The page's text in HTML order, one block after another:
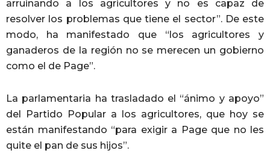
arruinando a los agricultores y no es capaz de
resolver los problemas que tiene el sector”. De este
modo, ha manifestado que “los agricultores y
ganaderos de la región no se merecen un gobierno
como el de Page”.
La parlamentaria ha trasladado el “ánimo y apoyo”
del Partido Popular a los agricultores, que hoy se
están manifestando “para exigir a Page que no les
quite el pan de sus hijos”.